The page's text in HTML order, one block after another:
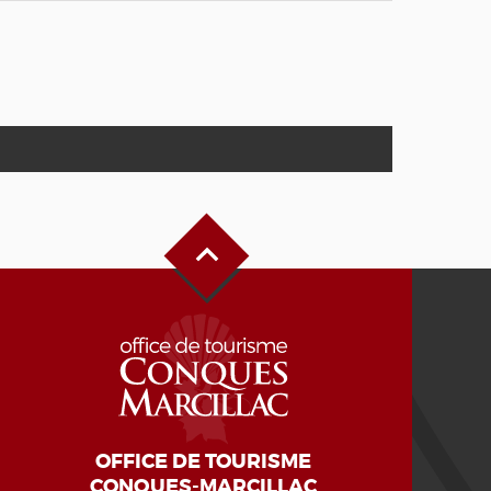
OFFICE DE TOURISME